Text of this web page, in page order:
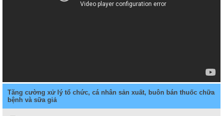
Tăng cường xử lý tổ chức, cá nhân sản xuất, buôn bán thuốc chữa
bệnh và sữa giả